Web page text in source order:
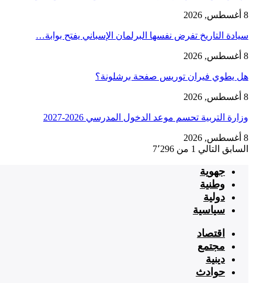
8 أغسطس, 2026
سيادة التاريخ تفرض نفسها البرلمان الإسباني يفتح بوابة…
8 أغسطس, 2026
هل يطوي فيران توريس صفحة برشلونة؟
8 أغسطس, 2026
وزارة التربية تحسم موعد الدخول المدرسي 2026-2027
8 أغسطس, 2026
السابق التالي 1 من 7٬296
جهوية
وطنية
دولية
سياسية
اقتصاد
مجتمع
دينية
حوادث